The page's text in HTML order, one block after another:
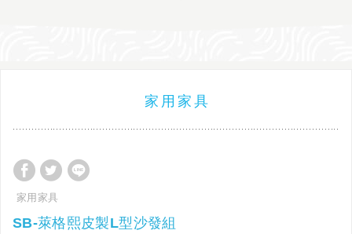
家用家具
家用家具
SB-萊格熙皮製L型沙發組